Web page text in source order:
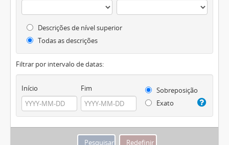
Descrições de nível superior
Todas as descrições
Filtrar por intervalo de datas:
Início Fim
Sobreposição
Exato